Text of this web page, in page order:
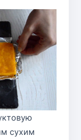
сухим